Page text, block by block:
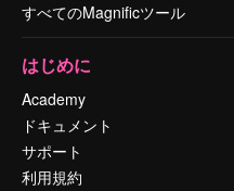
すべてのMagnificツール
はじめに
Academy
ドキュメント
サポート
利用規約